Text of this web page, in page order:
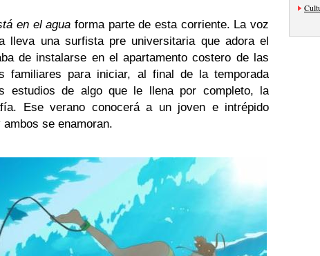
en el agua forma parte de esta corriente. La voz
lleva una surfista pre universitaria que adora el
de instalarse en el apartamento costero de las
familiares para iniciar, al final de la temporada
estudios de algo que le llena por completo, la
Ese verano conocerá a un joven e intrépido
ambos se enamoran.